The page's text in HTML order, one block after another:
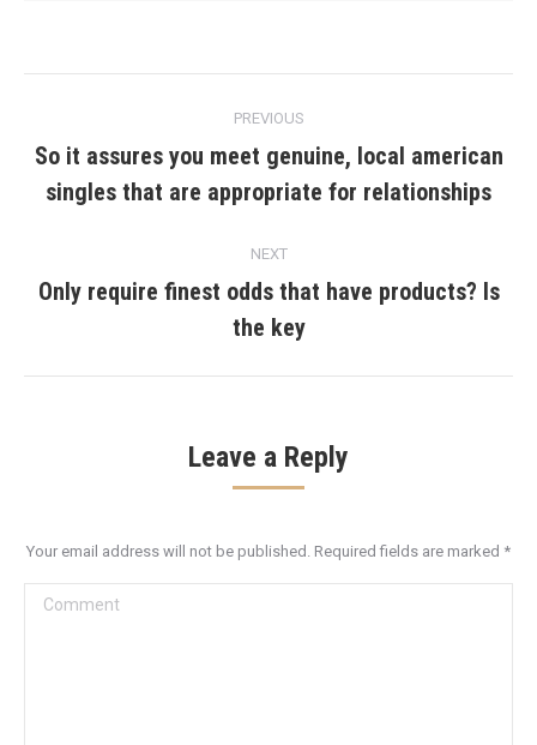
navigation
PREVIOUS
Previous
post:
So it assures you meet genuine, local american
singles that are appropriate for relationships
NEXT
Next
post:
Only require finest odds that have products? Is
the key
Leave a Reply
Your email address will not be published. Required fields are marked *
Comment